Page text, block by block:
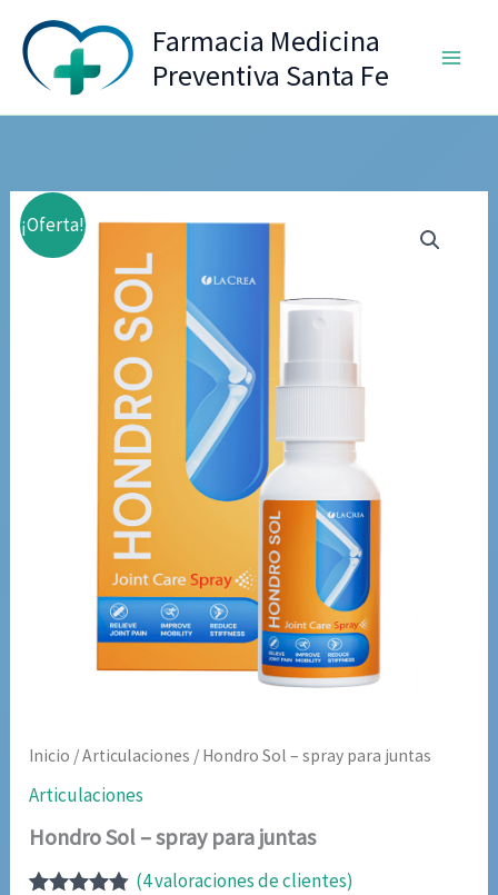
contenido
Farmacia Medicina
Preventiva Santa Fe
¡Oferta!
Inicio /Articulaciones / Hondro Sol – spray para juntas
Articulaciones
Hondro Sol – spray para juntas
(4valoraciones de clientes)